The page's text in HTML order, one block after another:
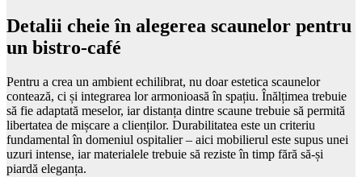
Detalii cheie în alegerea scaunelor pentru
un bistro-café
Pentru a crea un ambient echilibrat, nu doar estetica scaunelor
contează, ci și integrarea lor armonioasă în spațiu. Înălțimea trebuie
să fie adaptată meselor, iar distanța dintre scaune trebuie să permită
libertatea de mișcare a clienților. Durabilitatea este un criteriu
fundamental în domeniul ospitalier – aici mobilierul este supus unei
uzuri intense, iar materialele trebuie să reziste în timp fără să-și
piardă eleganța.